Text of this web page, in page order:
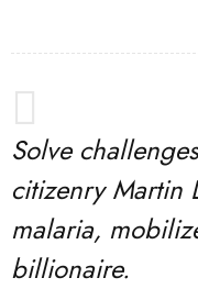
Solve
citizenry Martin
malaria,
billionaire.